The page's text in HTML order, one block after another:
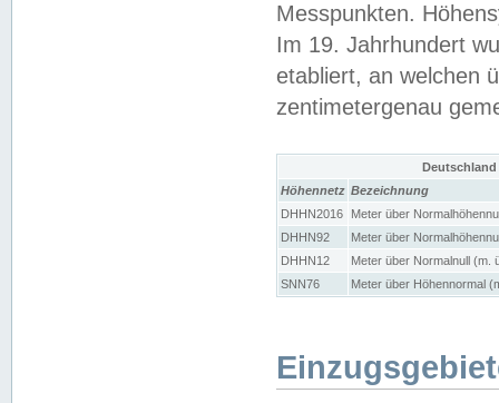
Messpunkten.
Im 19. Jahrhundert
etabliert, an welchen
zentimetergenau
Höhennetz Bezeichnung
DHHN2016
Meter über
DHHN92
Meter über
DHHN12
Meter über Normalnull (m.
SNN76
Meter über Höhennormal